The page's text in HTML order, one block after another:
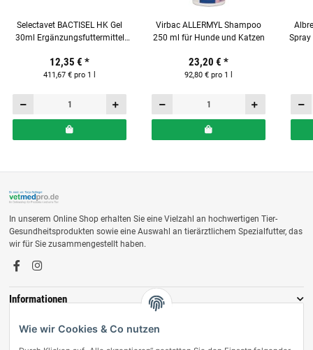
Selectavet BACTISEL HK Gel
30ml Ergänzungsfuttermittel
12,35 € *
411,67 € pro 1 l
Virbac ALLERMYL Shampoo
250 ml für Hunde und Katzen
23,20 € *
92,80 € pro 1 l
Spray
In unserem Online Shop erhalten Sie eine Vielzahl an hochwertigen Tier-
Gesundheitsprodukten sowie eine Auswahl an tierärztlichem Spezialfutter, das
wir für Sie zusammengestellt haben.
Informationen
Zahlungsmöglichkeiten
Wie wir Cookies & Co nutzen